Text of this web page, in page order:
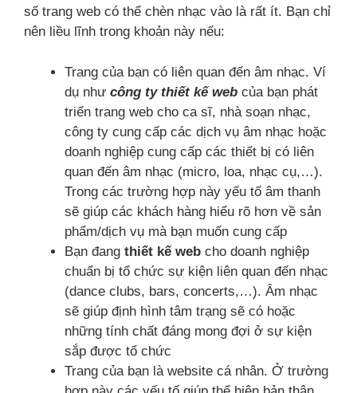
số trang web có thể chèn nhạc vào là rất ít. Bạn chỉ
nên liều lĩnh trong khoản này nếu:
Trang của bạn có liên quan đến âm nhạc. Ví
dụ như công ty thiết kế web của bạn phát
triển trang web cho ca sĩ, nhà soạn nhạc,
công ty cung cấp các dịch vụ âm nhạc hoặc
doanh nghiệp cung cấp các thiết bị có liên
quan đến âm nhạc (micro, loa, nhạc cụ,…).
Trong các trường hợp này yếu tố âm thanh
sẽ giúp các khách hàng hiểu rõ hơn về sản
phẩm/dịch vụ mà bạn muốn cung cấp
Bạn đang thiết kế web cho doanh nghiệp
chuẩn bị tổ chức sự kiện liên quan đến nhạc
(dance clubs, bars, concerts,…). Âm nhạc
sẽ giúp định hình tâm trạng sẽ có hoặc
những tính chất đáng mong đợi ở sự kiện
sắp được tổ chức
Trang của bạn là website cá nhân. Ở trường